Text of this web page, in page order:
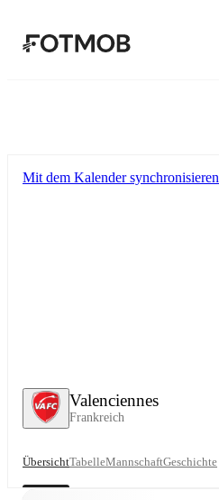
Valenciennes
Frankreich
Mit dem Kalender synchronisieren
ÜbersichtTabelleMannschaftGeschichte